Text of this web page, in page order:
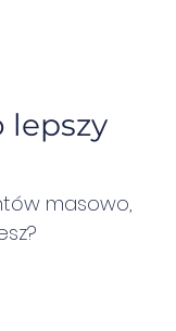
lepszy
masowo,